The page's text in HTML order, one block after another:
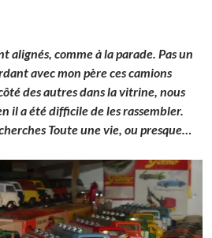
alignés, comme à la parade. Pas un
avec mon père ces camions
des autres dans la vitrine, nous
il a été difficile de les rassembler.
Toute une vie, ou presque…